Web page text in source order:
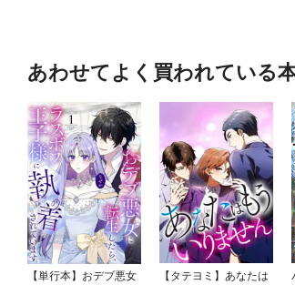
あわせてよく買われている
【単行本】おデブ悪女
【タテヨミ】あなたは